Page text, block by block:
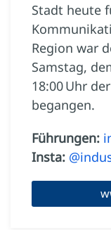
Stadt heute
Region war
Samstag,
18:00 Uhr
begangen.
Führungen:
Insta: